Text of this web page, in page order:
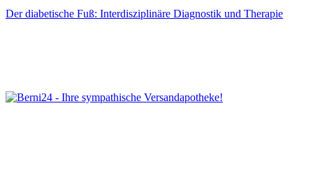
Der diabetische Fuß: Interdisziplinäre Diagnostik und Therapie